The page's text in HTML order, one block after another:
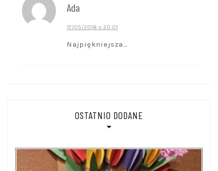
Ada
17/05/2018 o 20:01
Najpiękniejsza…
OSTATNIO DODANE